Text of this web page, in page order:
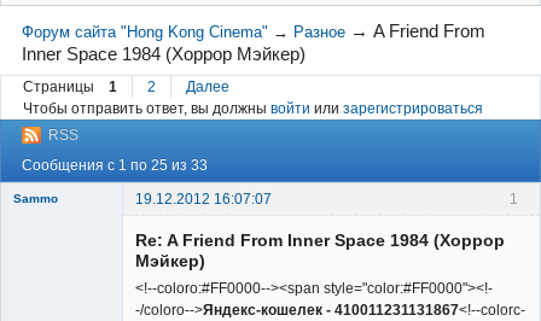
Новости
Пользователи
Поиск
Форум сайта "Hong Kong Cinema" → Разное →A Friend From
Inner Space 1984 (Хоррор Мэйкер)
Страницы 1 2
Далее
Чтобы отправить ответ, вы должны войти или зарегистрироваться
RSS
Сообщения с 1 по 25 из 33
1
Sammo
19.12.2012 16:07:07
Re: A Friend From Inner Space 1984 (Хоррор
Мэйкер)
<!--coloro:#FF0000--><span style="color:#FF0000"><!-
-/coloro-->Яндекс-кошелек - 410011231131867<!--colorc-